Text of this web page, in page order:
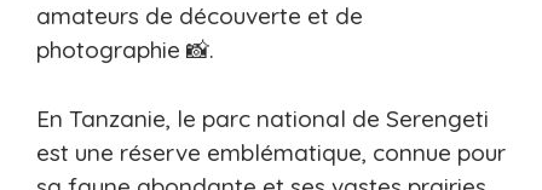
amateurs de découverte et de
photographie 📸.
En Tanzanie, le parc national de Serengeti
est une réserve emblématique, connue pour